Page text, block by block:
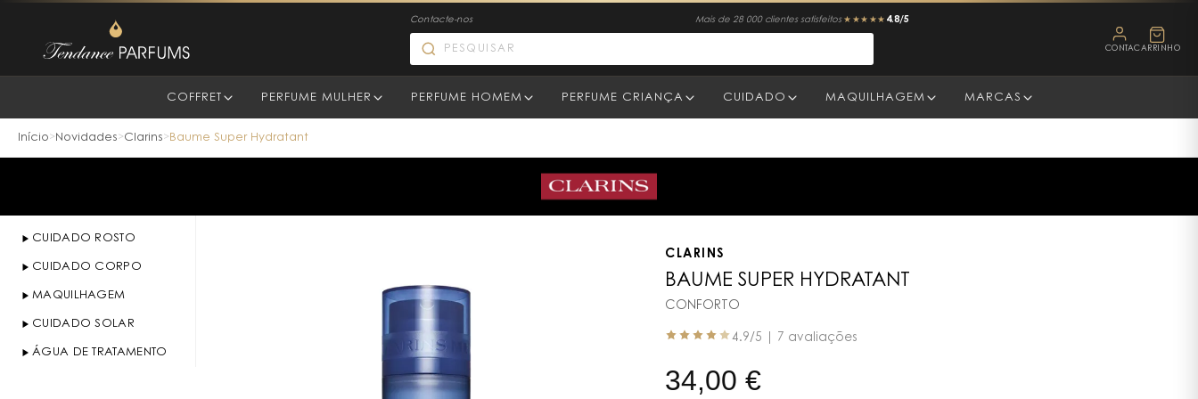
Contacte-nos Mais de 28 000 clientes satisfeitos ★★★★★ 4.8/5
CONTACARRINHO
COFFRET PERFUME MULHER PERFUME HOMEM PERFUME CRIANÇA CUIDADO MAQUILHAGEM MARCAS
Início>Novidades>Clarins> Baume Super Hydratant
CUIDADO ROSTO
CUIDADO CORPO
MAQUILHAGEM
CUIDADO SOLAR
ÁGUA DE TRATAMENTO
CLARINS
BAUME SUPER HYDRATANT
CONFORTO
4.9/5 | 7 avaliações
34,00 €